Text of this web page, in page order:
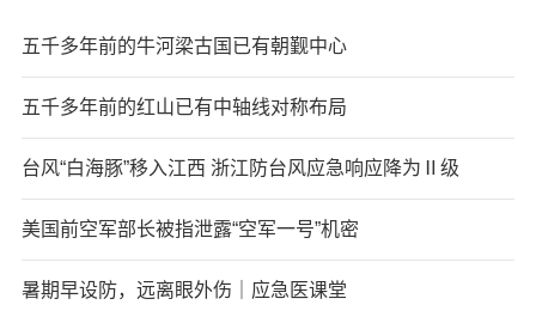
五千多年前的牛河梁古国已有朝觐中心
五千多年前的红山已有中轴线对称布局
台风“白海豚”移入江西 浙江防台风应急响应降为Ⅱ级
美国前空军部长被指泄露“空军一号”机密
暑期早设防，远离眼外伤｜应急医课堂